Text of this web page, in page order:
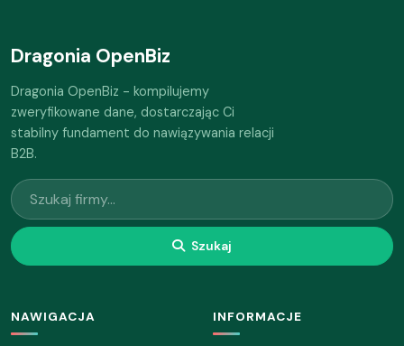
Dragonia OpenBiz
Dragonia OpenBiz - kompilujemy
zweryfikowane dane, dostarczając Ci
stabilny fundament do nawiązywania relacji
B2B.
Szukaj
NAWIGACJA INFORMACJE